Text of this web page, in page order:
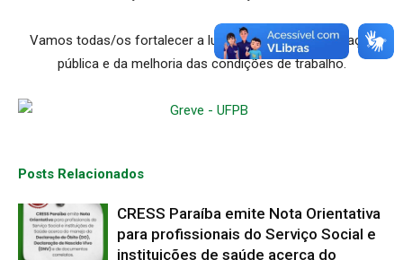
Vamos todas/os fortalecer a luta em defesa da educação
pública e da melhoria das condições de trabalho.
Posts Relacionados
CRESS Paraíba emite Nota Orientativa
para profissionais do Serviço Social e
instituições de saúde acerca do